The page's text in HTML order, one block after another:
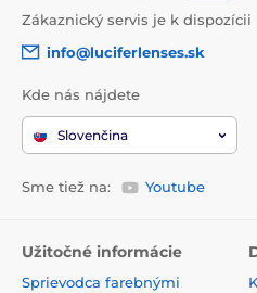
Zákaznický servis je k dispozícii
info@luciferlenses.sk
Kde nás nájdete
Slovenčina
Sme tiež na: Youtube
Užitočné informácie
Sprievodca farebnými